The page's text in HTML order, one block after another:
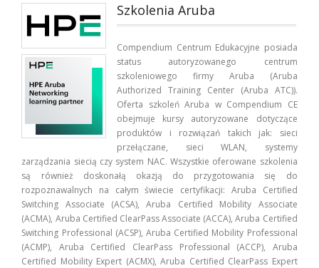
Szkolenia Aruba
Compendium Centrum Edukacyjne posiada
status autoryzowanego centrum
szkoleniowego firmy Aruba (Aruba
Authorized Training Center (Aruba ATC)).
Oferta szkoleń Aruba w Compendium CE
obejmuje kursy autoryzowane dotyczące
produktów i rozwiązań takich jak: sieci
przełączane, sieci WLAN, systemy
zarządzania siecią czy system NAC. Wszystkie oferowane szkolenia
są również doskonałą okazją do przygotowania się do
rozpoznawalnych na całym świecie certyfikacji: Aruba Certified
Switching Associate (ACSA), Aruba Certified Mobility Associate
(ACMA), Aruba Certified ClearPass Associate (ACCA), Aruba Certified
Switching Professional (ACSP), Aruba Certified Mobility Professional
(ACMP), Aruba Certified ClearPass Professional (ACCP), Aruba
Certified Mobility Expert (ACMX), Aruba Certified ClearPass Expert